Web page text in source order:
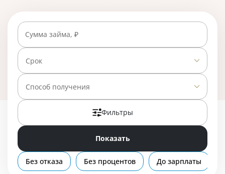
Вклады
Бизнес
Банки
Северодвинск
микрофинансовых компаний в Северодвинске, где
деньги можно получить быстро и по низкой
процентной ставке. На 01.05.2025 вам доступно 23
предложения со ставкой от 0% в день.
Сумма займа, ₽
Срок
Способ получения
Фильтры
Показать
Без отказа Без процентов До зарплаты